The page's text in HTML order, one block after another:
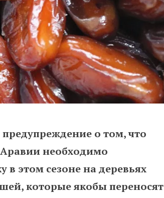
предупреждение о том, что
необходимо
в этом сезоне на деревьях
которые якобы переносят